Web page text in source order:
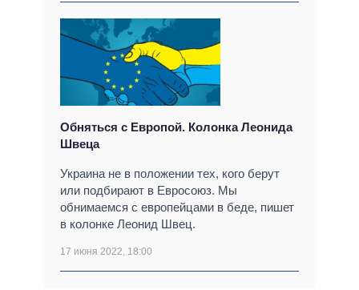
Обняться с Европой. Колонка Леонида
Швеца
Украина не в положении тех, кого берут
или подбирают в Евросоюз. Мы
обнимаемся с европейцами в беде, пишет
в колонке Леонид Швец.
17 июня 2022, 18:00